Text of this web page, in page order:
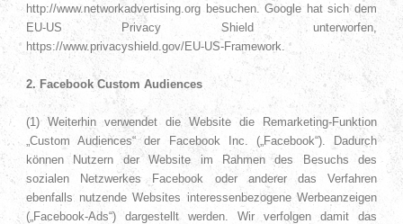
http://www.networkadvertising.org besuchen. Google hat sich dem
EU-US Privacy Shield unterworfen,
https://www.privacyshield.gov/EU-US-Framework.
2. Facebook Custom Audiences
(1) Weiterhin verwendet die Website die Remarketing-Funktion
„Custom Audiences“ der Facebook Inc. („Facebook“). Dadurch
können Nutzern der Website im Rahmen des Besuchs des
sozialen Netzwerkes Facebook oder anderer das Verfahren
ebenfalls nutzende Websites interessenbezogene Werbeanzeigen
(„Facebook-Ads“) dargestellt werden. Wir verfolgen damit das